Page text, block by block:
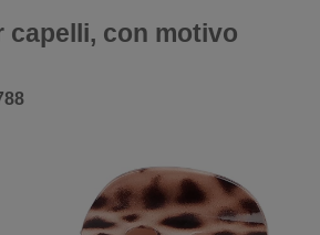
capelli, con motivo